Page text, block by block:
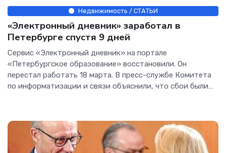
Недвижимость / СТАТЬИ
«Электронный дневник» заработал в
Петербурге спустя 9 дней
Сервис «Электронный дневник» на портале
«Петербургское образование» восстановили. Он
перестал работать 18 марта. В пресс-службе Комитета
по информатизации и связи объяснили, что сбои были